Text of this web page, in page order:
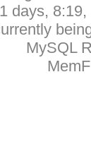
days,
MySQL